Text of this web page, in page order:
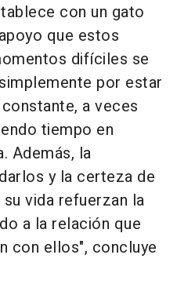
con un gato
que estos
difíciles se
por estar
a veces
tiempo en
Además, la
y la certeza de
vida refuerzan la
a la relación que
con ellos", concluye